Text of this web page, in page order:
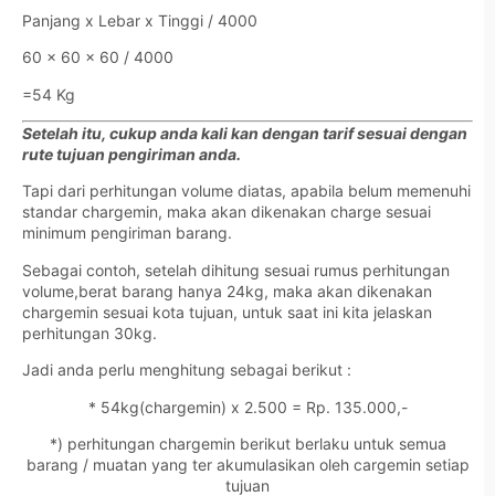
Panjang x Lebar x Tinggi / 4000
60 x 60 x 60 / 4000
=54 Kg
Setelah itu, cukup anda kali kan dengan tarif sesuai dengan
rute tujuan pengiriman anda.
Tapi dari perhitungan volume diatas, apabila belum memenuhi
standar chargemin, maka akan dikenakan charge sesuai
minimum pengiriman barang.
Sebagai contoh, setelah dihitung sesuai rumus perhitungan
volume,berat barang hanya 24kg, maka akan dikenakan
chargemin sesuai kota tujuan, untuk saat ini kita jelaskan
perhitungan 30kg.
Jadi anda perlu menghitung sebagai berikut :
* 54kg(chargemin) x 2.500 = Rp. 135.000,-
*) perhitungan chargemin berikut berlaku untuk semua
barang / muatan yang ter akumulasikan oleh cargemin setiap
tujuan